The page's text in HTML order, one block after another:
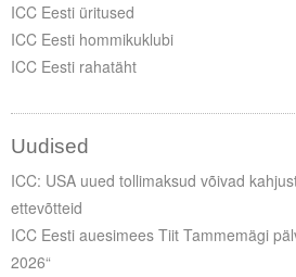
ICC Eesti üritused
ICC Eesti hommikuklubi
ICC Eesti rahatäht
Uudised
ICC: USA uued tollimaksud võivad
ettevõtteid
ICC Eesti auesimees Tiit Tammemägi
2026“